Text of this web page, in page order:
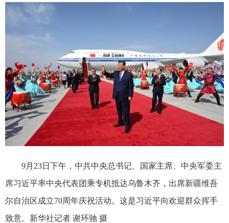
9月23日下午，中共中央总书记、国家主席、中央军委主
席习近平率中央代表团乘专机抵达乌鲁木齐，出席新疆维吾
尔自治区成立70周年庆祝活动。这是习近平向欢迎群众挥手
致意。新华社记者 谢环驰 摄